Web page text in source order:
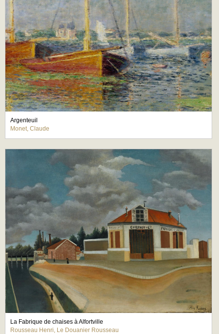
Argenteuil
Monet, Claude
La Fabrique de chaises à Alfortville
Rousseau Henri, Le Douanier Rousseau